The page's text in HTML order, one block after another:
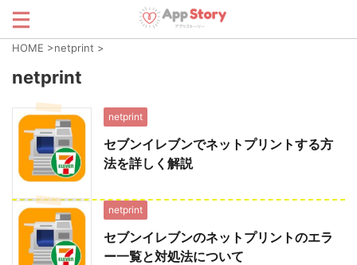
HOME >netprint >
netprint
netprint
セブンイレブンでネットプリントする方
法を詳しく解説
netprint
セブンイレブンのネットプリントのエラ
ー一覧と対処法について